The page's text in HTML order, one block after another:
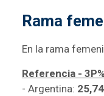
Rama
En la rama
Referencia - 3P%
- Argentina: